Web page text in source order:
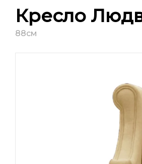
Кресло
88см